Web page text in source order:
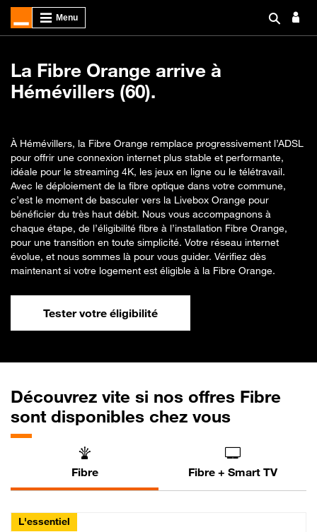
La Fibre Orange arrive à
Hémévillers (60).
À Hémévillers, la Fibre Orange remplace progressivement l’ADSL
pour offrir une connexion internet plus stable et performante,
idéale pour le streaming 4K, les jeux en ligne ou le télétravail.
Avec le déploiement de la fibre optique dans votre commune,
c’est le moment de basculer vers la Livebox Orange pour
bénéficier du très haut débit. Nous vous accompagnons à
chaque étape, de l’éligibilité fibre à l’installation Fibre Orange,
pour une transition en toute simplicité. Votre réseau internet
évolue, et nous sommes là pour vous guider. Vérifiez dès
maintenant si votre logement est éligible à la Fibre Orange.
Tester votre éligibilité
Découvrez vite si nos offres Fibre
sont disponibles chez vous
Fibre Fibre + Smart TV
L'essentiel